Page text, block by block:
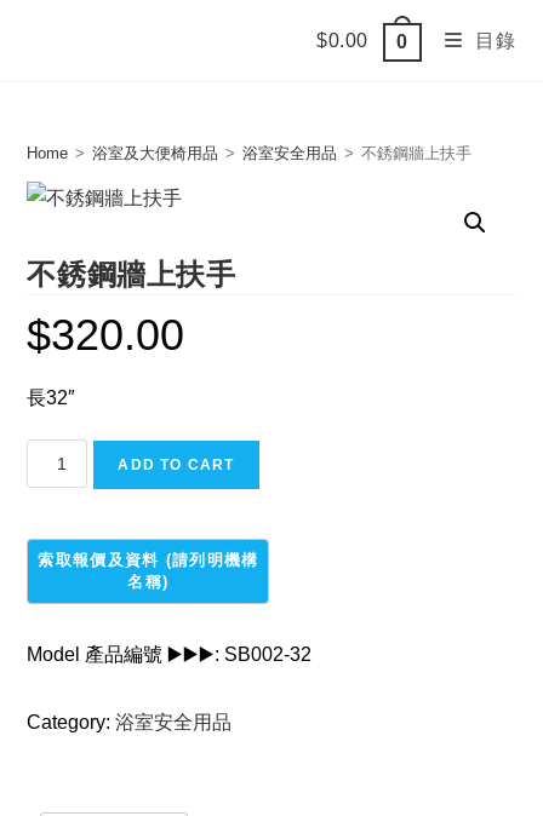
$0.00 0 目錄
Home > 浴室及大便椅用品 > 浴室安全用品 > 不銹鋼牆上扶手
不銹鋼牆上扶手
$320.00
長32″
銹
牆
上
扶
quantity
ADD TO CART
Model 產品編號 ▶️▶️▶️: SB002-32
Category:浴室安全用品